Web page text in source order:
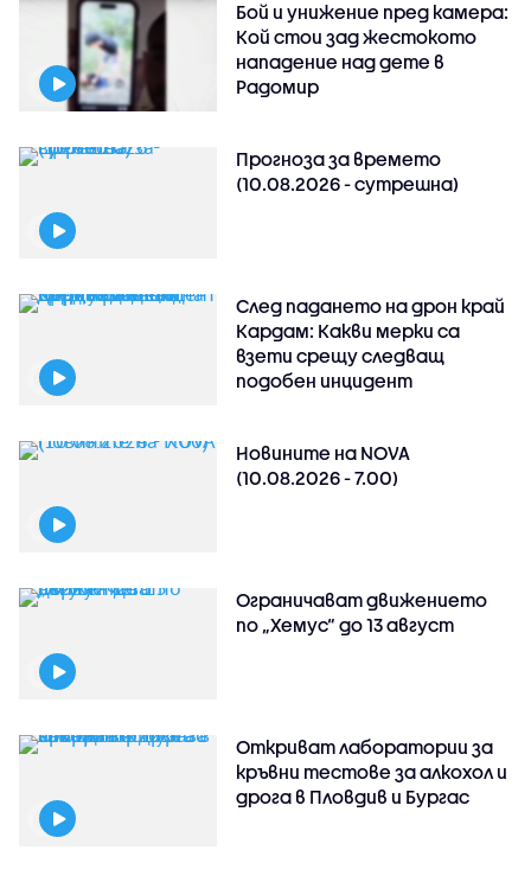
Бой и унижение пред камера:
Кой стои зад жестокото
нападение над дете в
Радомир
Прогноза за времето
(10.08.2026 - сутрешна)
След падането на дрон край
Кардам: Какви мерки са
взети срещу следващ
подобен инцидент
Новините на NOVA
(10.08.2026 - 7.00)
Ограничават движението
по „Хемус“ до 13 август
Откриват лаборатории за
кръвни тестове за алкохол и
дрога в Пловдив и Бургас